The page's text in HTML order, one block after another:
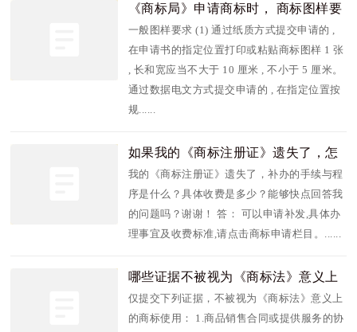
《商标局》申请商标时， 商标图样要
求如下
一般图样要求 (1) 通过纸质方式提交申请的 ,
在申请书的指定位置打印或粘贴商标图样 1 张
, 长和宽应当不大于 10 厘米 , 不小于 5 厘米。
通过数据电文方式提交申请的 , 在指定位置按
规......
如果我的《商标注册证》遗失了，怎
么办？
我的《商标注册证》遗失了，补办的手续与程
序是什么？具体收费是多少？能够快点回答我
的问题吗？谢谢！ 答： 可以申请补发,具体办
理事宜及收费标准,请点击商标申请栏目。......
哪些证据不被视为《商标法》意义上
的商标使用
仅提交下列证据，不被视为《商标法》意义上
的商标使用： 1.商品销售合同或提供服务的协